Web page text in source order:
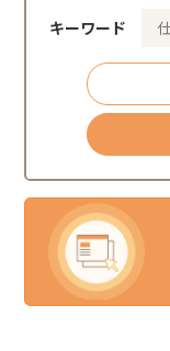
キーワード